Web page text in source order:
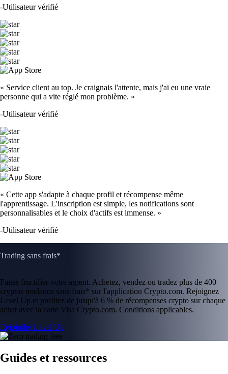
-Utilisateur vérifié
« Service client au top. Je craignais l'attente, mais j'ai eu une vraie
personne qui a vite réglé mon problème. »
-Utilisateur vérifié
« Cette app s'adapte à chaque profil et récompense même
l'apprentissage. L'inscription est simple, les notifications sont
personnalisables et le choix d'actifs est immense. »
-Utilisateur vérifié
Trading sans frais*
Faites fructifier votre argent. Achetez, vendez ou tradez plus de 400
cryptos tendance sans frais* sur l'application Crypto.com. Rejoignez
Level Up et profitez de jusqu'à 6 % de récompenses crypto sur chaque
achat avec la carte Visa Crypto.com. Conditions applicables.
Rejoindre Level Up
Guides et ressources